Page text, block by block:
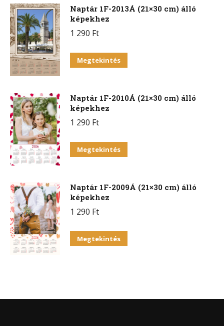
Naptár 1F-2013Á (21×30 cm) álló
képekhez
1 290 Ft
Megtekintés
Naptár 1F-2010Á (21×30 cm) álló
képekhez
1 290 Ft
Megtekintés
Naptár 1F-2009Á (21×30 cm) álló
képekhez
1 290 Ft
Megtekintés